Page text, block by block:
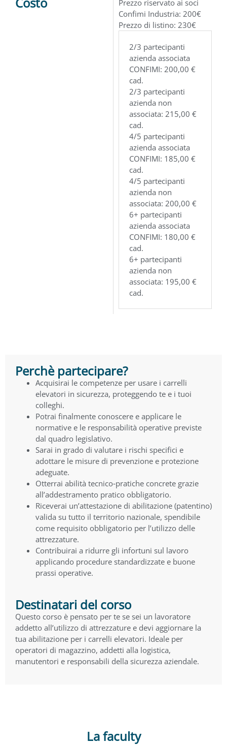
Prezzo riservato ai soci
Confimi Industria: 200€
Prezzo di listino: 230€
2/3 partecipanti
azienda associata
CONFIMI: 200,00 €
cad.
2/3 partecipanti
azienda non
associata: 215,00 €
cad.
4/5 partecipanti
azienda associata
CONFIMI: 185,00 €
cad.
4/5 partecipanti
azienda non
associata: 200,00 €
6+ partecipanti
azienda associata
CONFIMI: 180,00 €
cad.
6+ partecipanti
azienda non
associata: 195,00 €
cad.
Perchè partecipare?
Acquisirai le competenze per usare i carrelli
elevatori in sicurezza, proteggendo te e i tuoi
colleghi.
Potrai finalmente conoscere e applicare le
normative e le responsabilità operative previste
dal quadro legislativo.
Sarai in grado di valutare i rischi specifici e
adottare le misure di prevenzione e protezione
adeguate.
Otterrai abilità tecnico‑pratiche concrete grazie
all’addestramento pratico obbligatorio.
Riceverai un’attestazione di abilitazione (patentino)
valida su tutto il territorio nazionale, spendibile
come requisito obbligatorio per l’utilizzo delle
attrezzature.
Contribuirai a ridurre gli infortuni sul lavoro
applicando procedure standardizzate e buone
prassi operative.
Destinatari del corso
Questo corso è pensato per te se sei un lavoratore
addetto all’utilizzo di attrezzature e devi aggiornare la
tua abilitazione per i carrelli elevatori. Ideale per
operatori di magazzino, addetti alla logistica,
manutentori e responsabili della sicurezza aziendale.
La faculty